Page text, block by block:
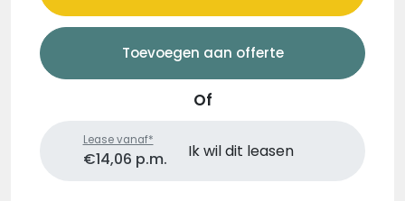
Toevoegen aan offerte
Of
Lease vanaf*
€14,06 p.m. Ik wil dit leasen